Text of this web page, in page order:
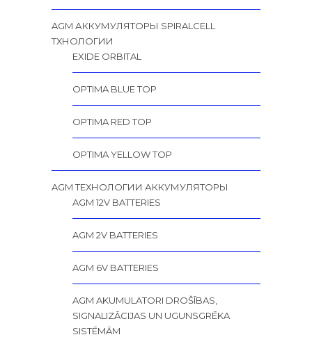
AGM АККУМУЛЯТОРЫ SPIRALCELL
TХНОЛОГИИ
EXIDE ORBITAL
OPTIMA BLUE TOP
OPTIMA RED TOP
OPTIMA YELLOW TOP
AGM ТЕХНОЛОГИИ АККУМУЛЯТОРЫ
AGM 12V BATTERIES
AGM 2V BATTERIES
AGM 6V BATTERIES
AGM AKUMULATORI DROŠĪBAS,
SIGNALIZĀCIJAS UN UGUNSGRĒKA
SISTĒMĀM